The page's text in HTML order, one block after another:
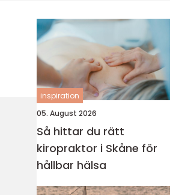
inspiration
05. August 2026
Så hittar du rätt
kiropraktor i Skåne för
hållbar hälsa